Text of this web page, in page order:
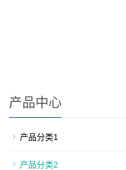
产品中心
产品分类1
产品分类2